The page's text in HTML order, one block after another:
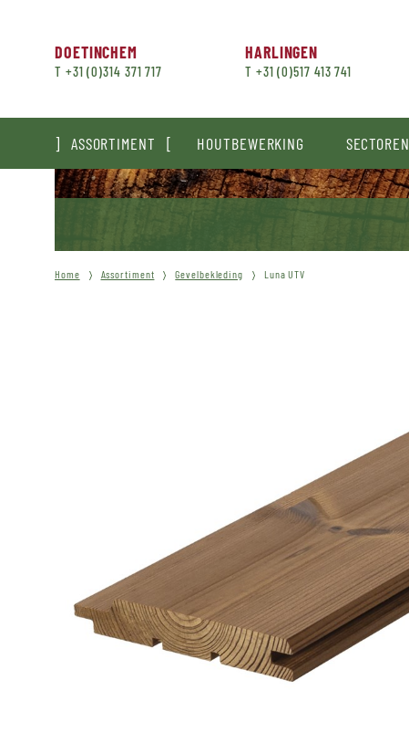
DOETINCHEM
T +31 (0)314 371 717
HARLINGEN
T +31 (0)517 413 741
ASSORTIMENT HOUTBEWERKING SECTOREN
Home Assortiment Gevelbekleding Luna UTV